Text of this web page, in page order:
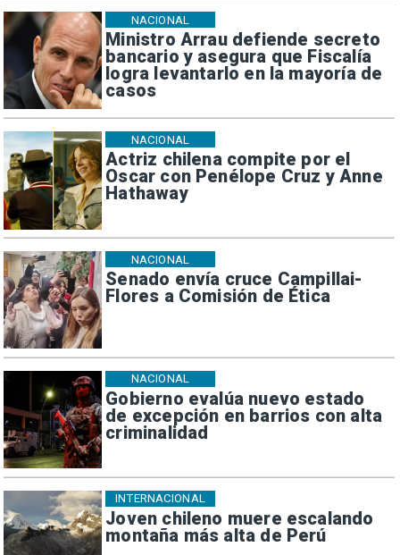
Ministro Arrau defiende secreto
bancario y asegura que Fiscalía
logra levantarlo en la mayoría de
casos
NACIONAL
Actriz chilena compite por el
Oscar con Penélope Cruz y Anne
Hathaway
NACIONAL
Senado envía cruce Campillai-
Flores a Comisión de Ética
NACIONAL
Gobierno evalúa nuevo estado
de excepción en barrios con alta
criminalidad
NACIONAL
Joven chileno muere escalando
montaña más alta de Perú
INTERNACIONAL